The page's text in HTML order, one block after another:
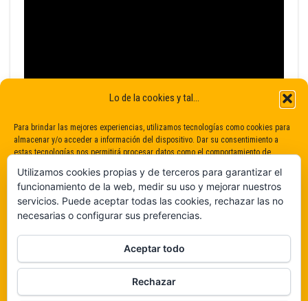
Lo de la cookies y tal...
Para brindar las mejores experiencias, utilizamos tecnologías como cookies para
almacenar y/o acceder a información del dispositivo. Dar su consentimiento a
estas tecnologías nos permitirá procesar datos como el comportamiento de
consentimiento puede afectar negativamente a determinadas características y
funciones.
De ninguna manera
Veámos que hay aquí
Utilizamos cookies propias y de terceros para garantizar el
funcionamiento de la web, medir su uso y mejorar nuestros
servicios. Puede aceptar todas las cookies, rechazar las no
necesarias o configurar sus preferencias.
Aceptar todo
Rechazar